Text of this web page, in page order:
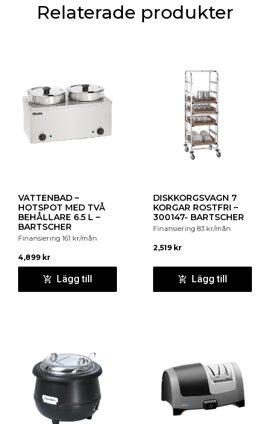
Relaterade produkter
VATTENBAD –
HOTSPOT MED TVÅ
BEHÅLLARE 6.5 L –
BARTSCHER
Finansiering 161 kr/mån
4,899 kr
Lägg till
DISKKORGSVAGN 7
KORGAR ROSTFRI –
300147- BARTSCHER
Finansiering 83 kr/mån
2,519 kr
Lägg till